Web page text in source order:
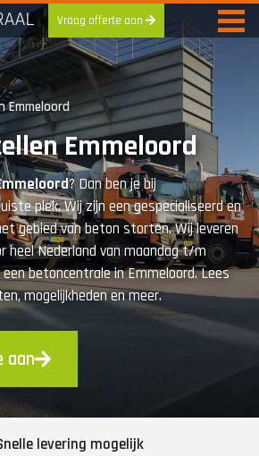
Vraag offerte aan
Emmeloord
Emmeloord
? Dan ben je bij
plek. Wij zijn een gespecialiseerd en
gebied van beton storten. Wij leveren
heel Nederland van maandag t/m
betoncentrale in Emmeloord. Lees
mogelijkheden en meer.
aan
levering mogelijk